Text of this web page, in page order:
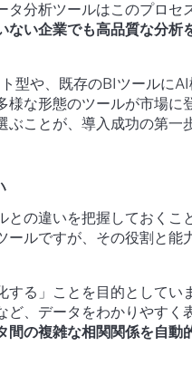
タ分析ツールはこのプロセ
ない企業でも高品質な分析
型や、既存のBIツールに
様な形態のツールが市場に
ぶことが、導入成功の第一
との違いを把握しておくこ
ールですが、その役割と能
する」ことを目的としてい
ど、データをわかりやすく
間の複雑な相関関係を自動